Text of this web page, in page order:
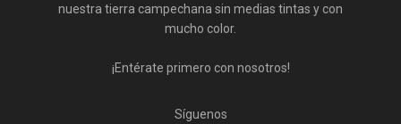
nuestra tierra campechana sin medias tintas y con
mucho color.
¡Entérate primero con nosotros!
Síguenos